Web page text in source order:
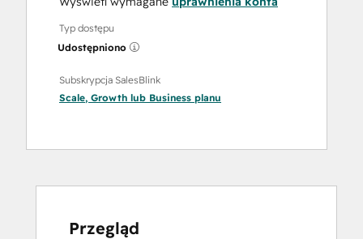
Typ dostępu
Udostępniono
Subskrypcja SalesBlink
Scale, Growth lub Business planu
Przegląd